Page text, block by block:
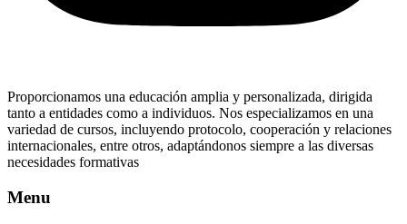
Proporcionamos una educación amplia y personalizada, dirigida
tanto a entidades como a individuos. Nos especializamos en una
variedad de cursos, incluyendo protocolo, cooperación y relaciones
internacionales, entre otros, adaptándonos siempre a las diversas
necesidades formativas
Menu